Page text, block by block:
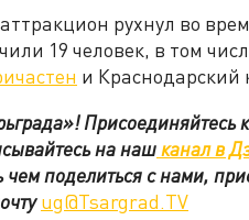
рухнул во
19 человек, в том
и Краснодарский
Присоединяйтесь
на нашканал в
чем поделиться с нами,
ug@Tsargrad.TV